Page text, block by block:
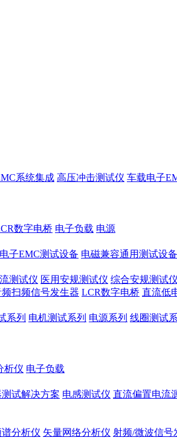
系统集成 高压冲击测试仪 车载电子
数字电桥 电子负载 电源
子EMC测试设备 电磁兼容通用测试设备
测试仪 医用安规测试仪 综合安规测试仪
频扫频信号发生器 LCR数字电桥 直流低
系列 电机测试系列 电源系列 线圈测试
析仪 电子负载
试解决方案 电感测试仪 直流偏置电流
分析仪 矢量网络分析仪 射频/微波信号